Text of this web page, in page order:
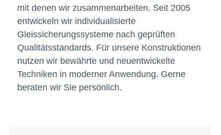
mit denen wir zusammenarbeiten. Seit 2005
entwickeln wir individualisierte
Gleissicherungssysteme nach geprüften
Qualitätsstandards. Für unsere Konstruktionen
nutzen wir bewährte und neuentwickelte
Techniken in moderner Anwendung. Gerne
beraten wir Sie persönlich.